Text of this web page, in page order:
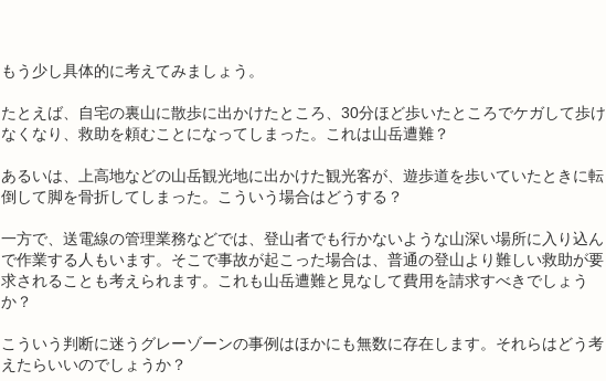
もう少し具体的に考えてみましょう。
たとえば、自宅の裏山に散歩に出かけたところ、30分ほど歩いたところでケガして歩け
なくなり、救助を頼むことになってしまった。これは山岳遭難？
あるいは、上高地などの山岳観光地に出かけた観光客が、遊歩道を歩いていたときに転
倒して脚を骨折してしまった。こういう場合はどうする？
一方で、送電線の管理業務などでは、登山者でも行かないような山深い場所に入り込ん
で作業する人もいます。そこで事故が起こった場合は、普通の登山より難しい救助が要
求されることも考えられます。これも山岳遭難と見なして費用を請求すべきでしょう
か？
こういう判断に迷うグレーゾーンの事例はほかにも無数に存在します。それらはどう考
えたらいいのでしょうか？